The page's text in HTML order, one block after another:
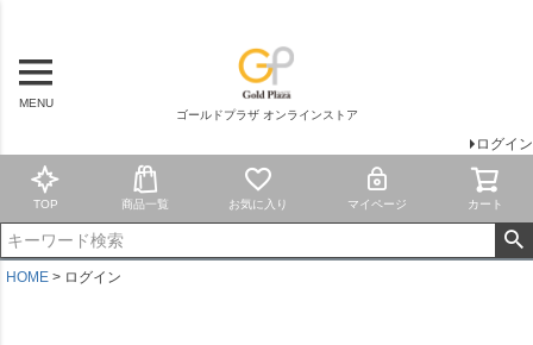
MENU
ゴールドプラザ オンラインストア
ログイン
TOP 商品一覧 お気に入り マイページ カート
HOME ログイン